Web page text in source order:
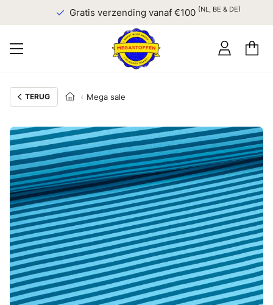
Gratis verzending vanaf €100(NL, BE & DE)
TERUG Mega sale